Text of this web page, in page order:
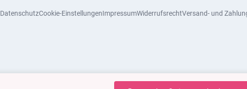
DatenschutzCookie-EinstellungenImpressumWiderrufsrechtVersand- und